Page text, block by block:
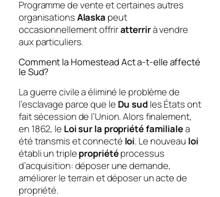
Programme de vente et certaines autres
organisationsAlaska peut
occasionnellement offriratterrirà vendre
aux particuliers.
Comment la Homestead Act a-t-elle affecté
le Sud?
La guerre civile a éliminé le problème de
l’esclavage parce que le Du sudles États ont
fait sécession de l’Union. Alors finalement,
en 1862, le Loi sur la propriété familialea
été transmis et connecté loi. Le nouveau loi
établi un triplepropriétéprocessus
d’acquisition: déposer une demande,
améliorer le terrain et déposer un acte de
propriété.